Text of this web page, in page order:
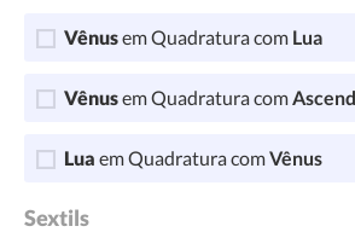
Vênusem Quadratura com Lua
Vênusem Quadratura com
Lua em Quadratura comVênus
Sextils